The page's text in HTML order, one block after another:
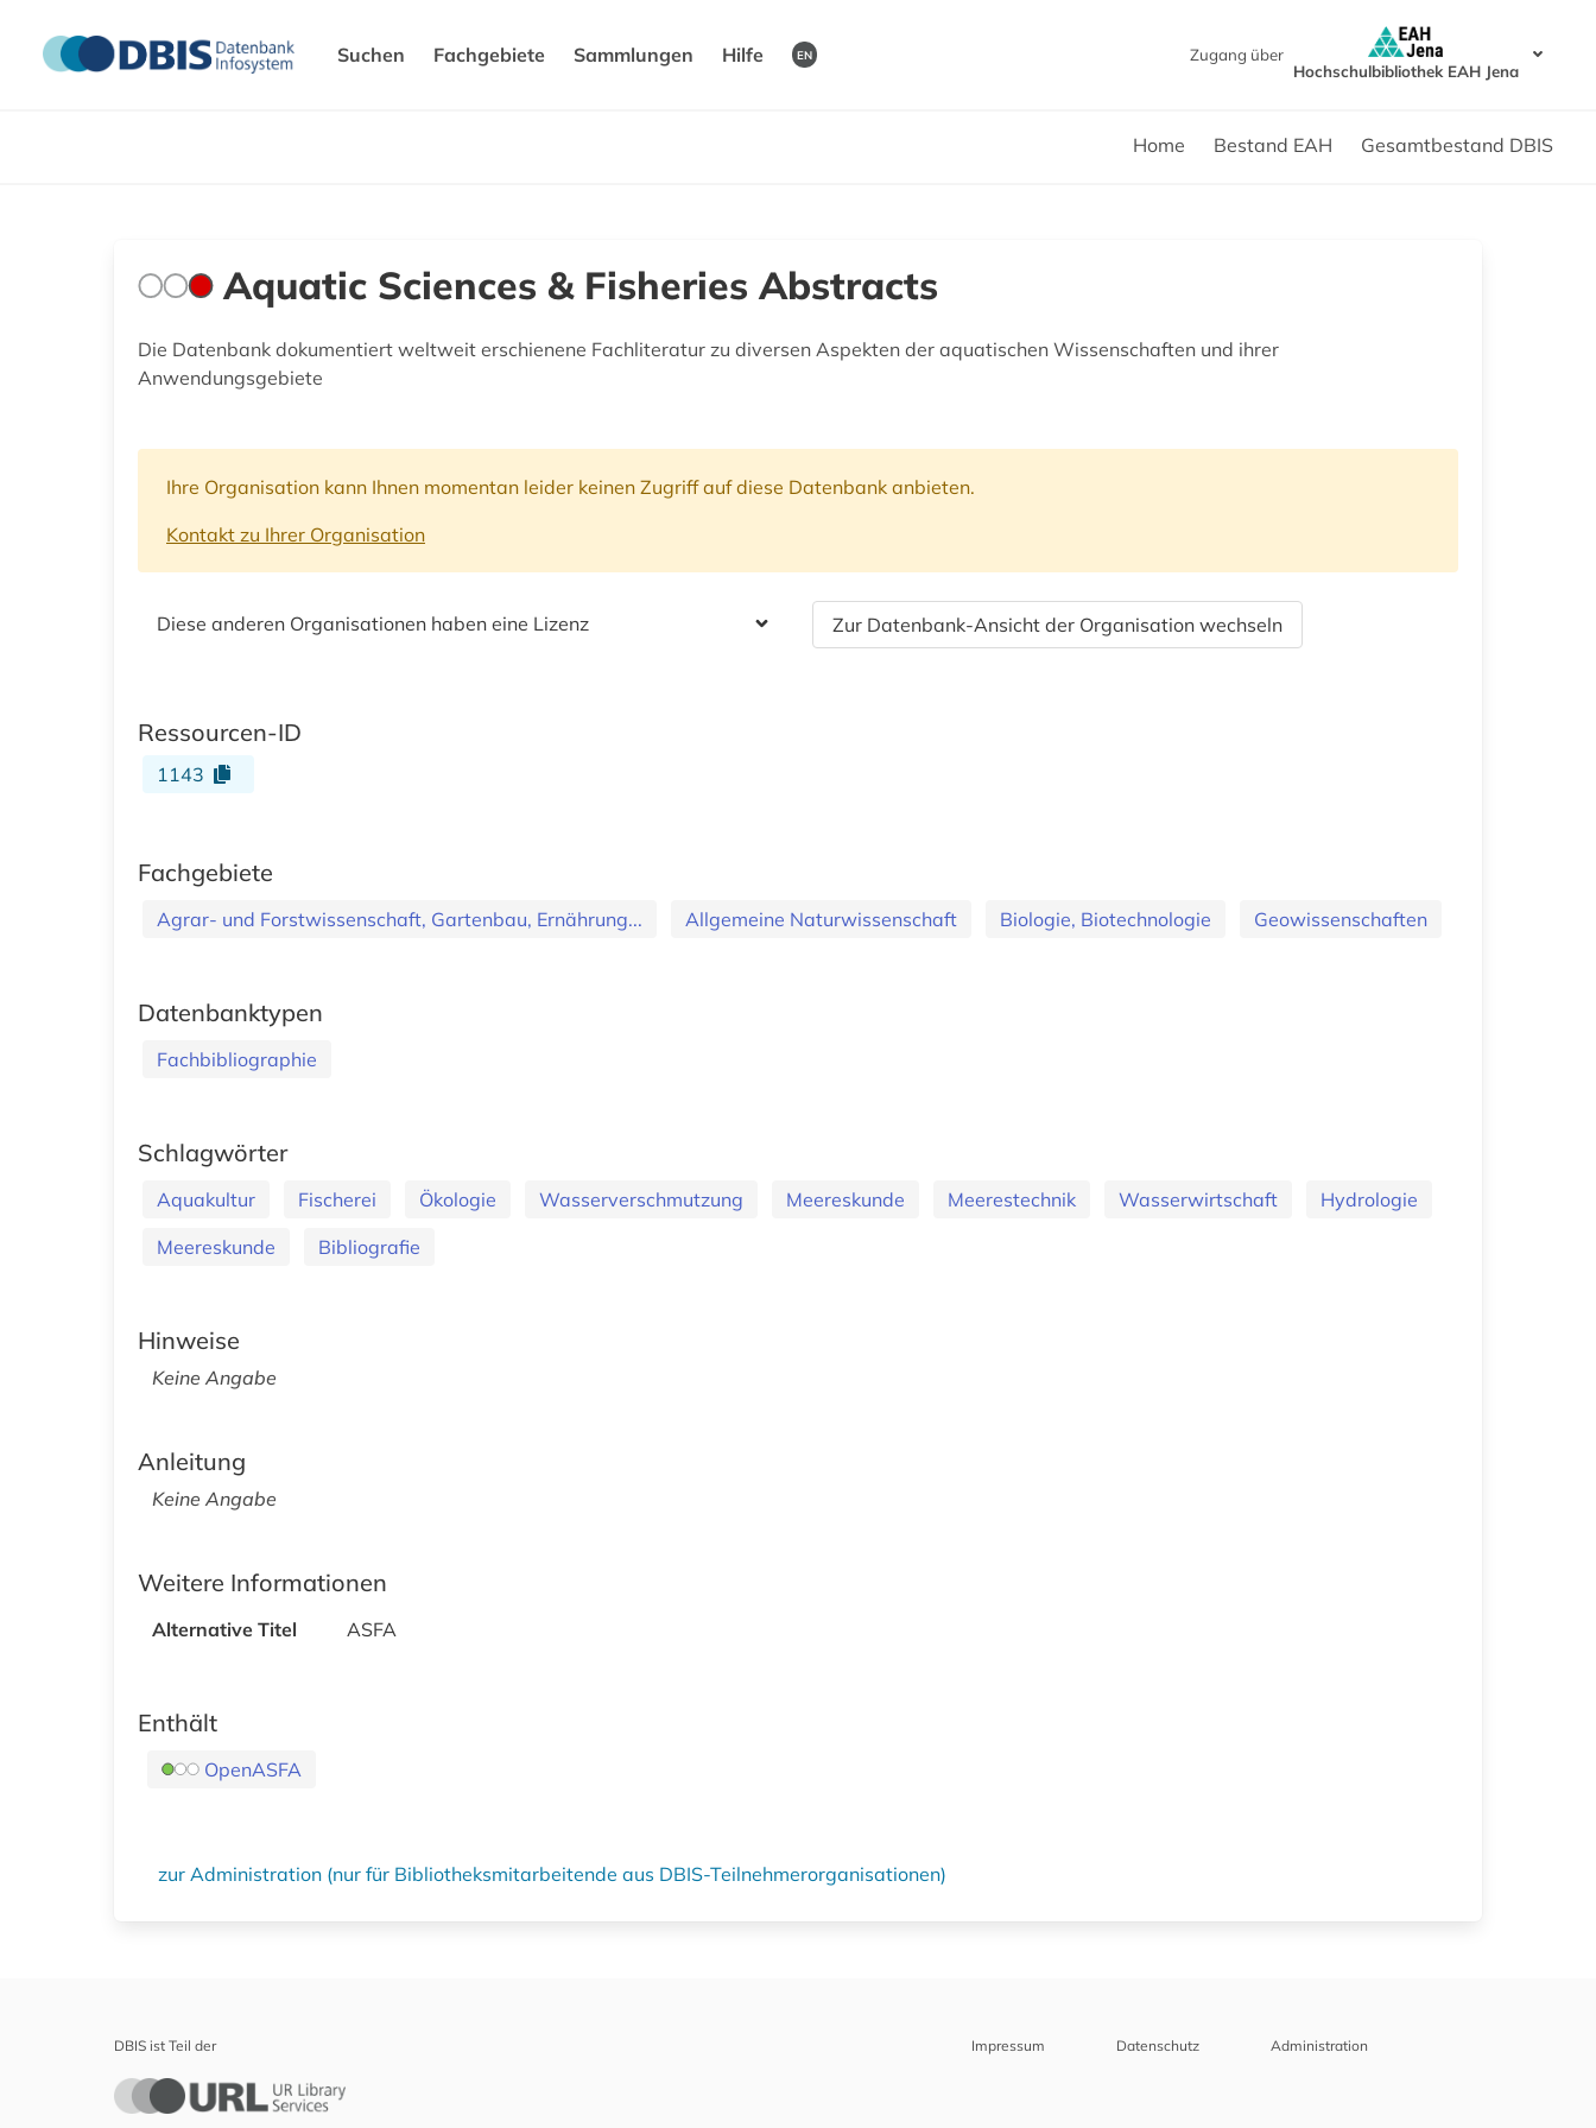
Suchen Fachgebiete Sammlungen Hilfe EN
Zugang über
Hochschulbibliothek EAH Jena
Home Bestand EAH Gesamtbestand DBIS
Aquatic Sciences & Fisheries Abstracts
Die Datenbank dokumentiert weltweit erschienene Fachliteratur zu diversen Aspekten der aquatischen Wissenschaften und ihrer
Anwendungsgebiete
Ihre Organisation kann Ihnen momentan leider keinen Zugriff auf diese Datenbank anbieten.
Kontakt zu Ihrer Organisation
Diese anderen Organisationen haben eine Lizenz Zur Datenbank-Ansicht der Organisation wechseln
Ressourcen-ID
1143
Fachgebiete
Agrar- und Forstwissenschaft, Gartenbau, Ernährung... Allgemeine Naturwissenschaft Biologie, Biotechnologie Geowissenschaften
Datenbanktypen
Fachbibliographie
Schlagwörter
Aquakultur Fischerei Ökologie Wasserverschmutzung Meereskunde Meerestechnik Wasserwirtschaft
Hydrologie
Meereskunde
Bibliografie
Hinweise
Keine Angabe
Anleitung
Keine Angabe
Weitere Informationen
Alternative Titel ASFA
Enthält
OpenASFA
zur Administration (nur für Bibliotheksmitarbeitende aus DBIS-Teilnehmerorganisationen)
DBIS ist Teil der Impressum Datenschutz Administration